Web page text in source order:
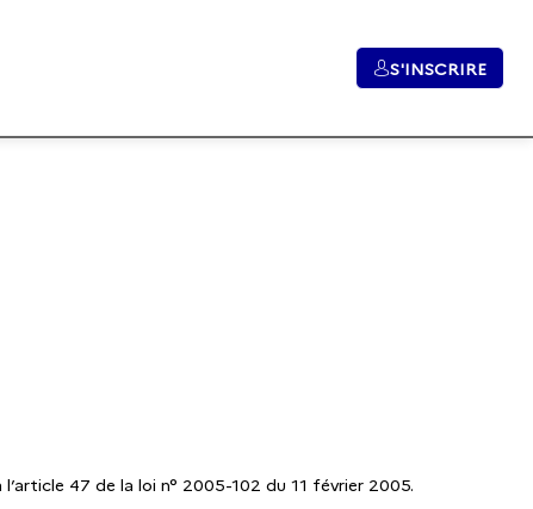
S'INSCRIRE
47 de la loi n° 2005-102 du 11 février 2005.